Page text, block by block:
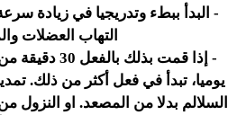
- البدأ ببطء وتدريجيا في زيادة
التهاب العضلات
- إذا قمت بذلك
يوميا، تبدأ في فعل أكثر من ذلك.
السلالم بدلا من المصعد. او النزول